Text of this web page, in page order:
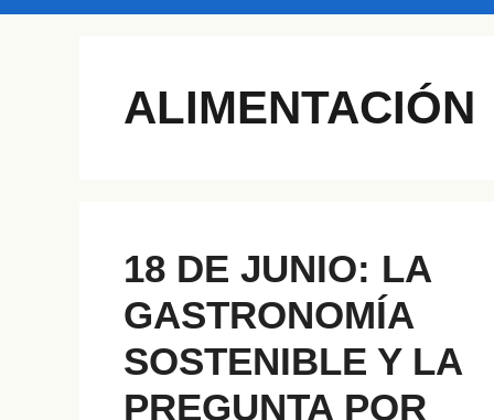
ALIMENTACIÓN
18 DE JUNIO: LA
GASTRONOMÍA
SOSTENIBLE Y LA
PREGUNTA POR